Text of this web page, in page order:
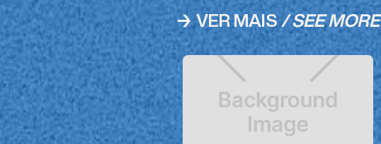
→ VER MAIS/ SEE MORE